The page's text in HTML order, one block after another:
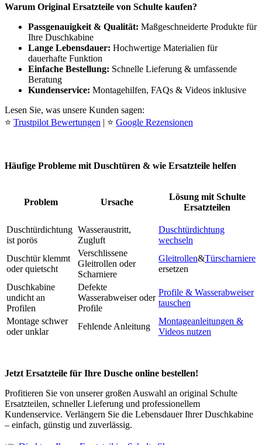
Warum Original Ersatzteile von Schulte kaufen?
Passgenauigkeit & Qualität: Maßgeschneiderte Produkte für
Ihre Duschkabine
Lange Lebensdauer: Hochwertige Materialien für
dauerhafte Funktion
Einfache Bestellung: Schnelle Lieferung & umfassende
Beratung
Kundenservice: Montagehilfen, FAQs & Videos inklusive
Lesen Sie, was unsere Kunden sagen:
⭐ Trustpilot Bewertungen | ⭐ Google Rezensionen
Häufige Probleme mit Duschtüren & wie Ersatzteile helfen
Problem Ursache
Lösung mit Schulte
Ersatzteilen
Duschtürdichtung
ist porös
Wasseraustritt,
Zugluft
Duschtürdichtung
wechseln
Duschtür klemmt
oder quietscht
Verschlissene
Gleitrollen oder
Scharniere
Gleitrollen&Türscharniere
ersetzen
Duschkabine
undicht an
Profilen
Defekte
Wasserabweiser oder
Profile
Profile & Wasserabweiser
tauschen
Montage schwer
oder unklar
Fehlende Anleitung
Montageanleitungen &
Videos nutzen
Jetzt Ersatzteile für Ihre Dusche online bestellen!
Profitieren Sie von unserer großen Auswahl an original Schulte
Ersatzteilen, schneller Lieferung und professionellem
Kundenservice. Verlängern Sie die Lebensdauer Ihrer Duschkabine
– einfach, günstig und zuverlässig.